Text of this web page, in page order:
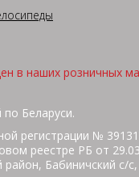
в наших розничных
Беларуси.
регистрации №
реестре РБ от
Бабиничский с/